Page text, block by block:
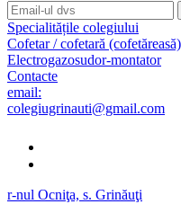
Specialitățile colegiului
Cofetar / cofetară (cofetăreasă)
Electrogazosudor-montator
Contacte
email:
colegiugrinauti@gmail.com
r-nul Ocniţa, s. Grinăuţi